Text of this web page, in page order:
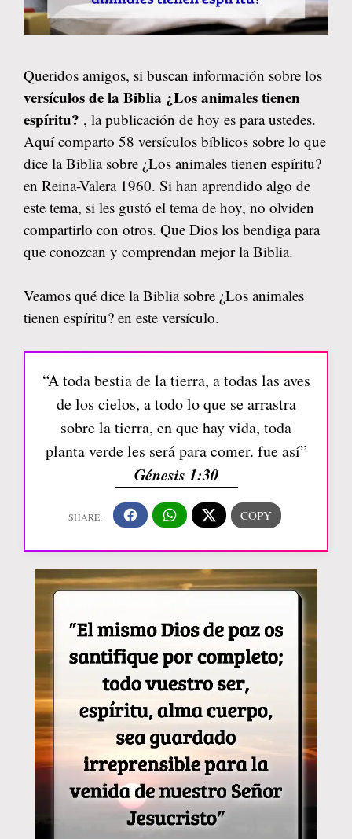
Queridos amigos, si buscan información sobre los
versículos de la Biblia ¿Los animales tienen
espíritu? , la publicación de hoy es para ustedes.
Aquí comparto 58 versículos bíblicos sobre lo que
dice la Biblia sobre ¿Los animales tienen espíritu?
en Reina-Valera 1960. Si han aprendido algo de
este tema, si les gustó el tema de hoy, no olviden
compartirlo con otros. Que Dios los bendiga para
que conozcan y comprendan mejor la Biblia.
Veamos qué dice la Biblia sobre ¿Los animales
tienen espíritu? en este versículo.
“A toda bestia de la tierra, a todas las aves
de los cielos, a todo lo que se arrastra
sobre la tierra, en que hay vida, toda
planta verde les será para comer. fue así”
Génesis 1:30